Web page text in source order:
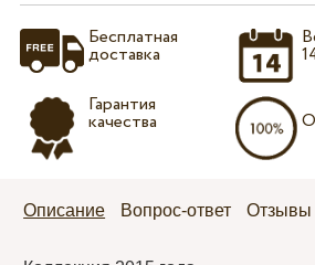
Бесплатная
доставка
Гарантия
качества
Описание Вопрос-ответ Отзывы